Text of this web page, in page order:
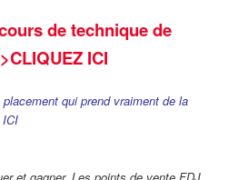
de technique de
ICI
qui prend vraiment de la
ICI